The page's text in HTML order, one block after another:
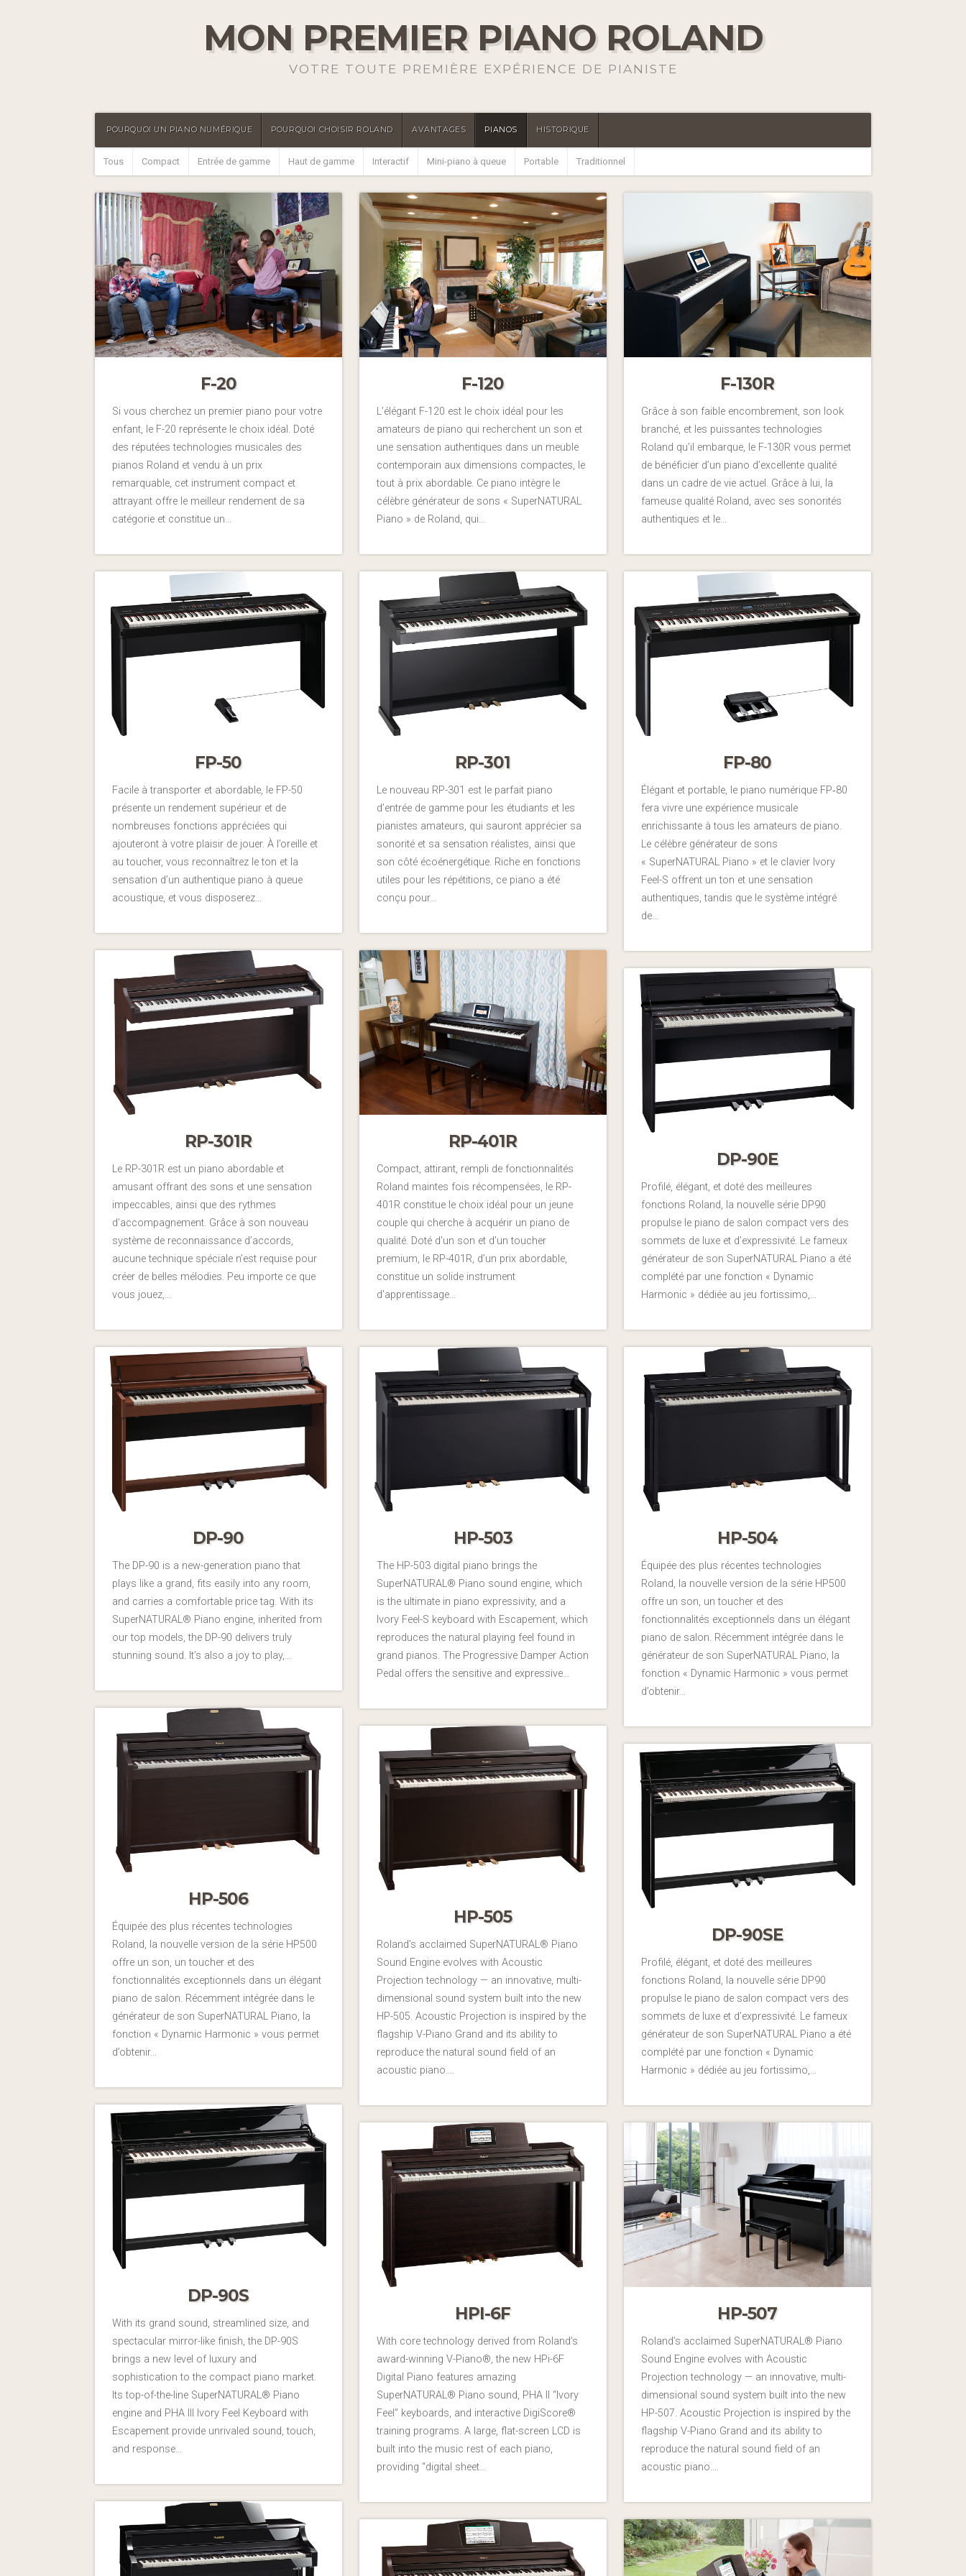
MON PREMIER PIANO ROLAND
VOTRE TOUTE PREMIÈRE EXPÉRIENCE DE PIANISTE
POURQUOI UN PIANO NUMÉRIQUE POURQUOI CHOISIR ROLAND AVANTAGES PIANOS HISTORIQUE
Tous Compact Entrée de gamme Haut de gamme Interactif Mini-piano à queue Portable Traditionnel
F-20
Si vous cherchez un premier piano pour votre
enfant, le F-20 représente le choix idéal. Doté
des réputées technologies musicales des
pianos Roland et vendu à un prix
remarquable, cet instrument compact et
attrayant offre le meilleur rendement de sa
catégorie et constitue un…
F-120
L’élégant F-120 est le choix idéal pour les
amateurs de piano qui recherchent un son et
une sensation authentiques dans un meuble
contemporain aux dimensions compactes, le
tout à prix abordable. Ce piano intègre le
célèbre générateur de sons « SuperNATURAL
Piano » de Roland, qui…
F-130R
Grâce à son faible encombrement, son look
branché, et les puissantes technologies
Roland qu’il embarque, le F-130R vous permet
de bénéficier d’un piano d’excellente qualité
dans un cadre de vie actuel. Grâce à lui, la
fameuse qualité Roland, avec ses sonorités
authentiques et le…
FP-50
Facile à transporter et abordable, le FP-50
présente un rendement supérieur et de
nombreuses fonctions appréciées qui
ajouteront à votre plaisir de jouer. À l’oreille et
au toucher, vous reconnaîtrez le ton et la
sensation d’un authentique piano à queue
acoustique, et vous disposerez…
RP-301
Le nouveau RP-301 est le parfait piano
d’entrée de gamme pour les étudiants et les
pianistes amateurs, qui sauront apprécier sa
sonorité et sa sensation réalistes, ainsi que
son côté écoénergétique. Riche en fonctions
utiles pour les répétitions, ce piano a été
conçu pour…
FP-80
Élégant et portable, le piano numérique FP‑80
fera vivre une expérience musicale
enrichissante à tous les amateurs de piano.
Le célèbre générateur de sons
« SuperNATURAL Piano » et le clavier Ivory
Feel-S offrent un ton et une sensation
authentiques, tandis que le système intégré
de…
RP-301R
Le RP-301R est un piano abordable et
amusant offrant des sons et une sensation
impeccables, ainsi que des rythmes
d’accompagnement. Grâce à son nouveau
système de reconnaissance d’accords,
aucune technique spéciale n’est requise pour
créer de belles mélodies. Peu importe ce que
vous jouez,…
RP-401R
Compact, attirant, rempli de fonctionnalités
Roland maintes fois récompensées, le RP-
401R constitue le choix idéal pour un jeune
couple qui cherche à acquérir un piano de
qualité. Doté d’un son et d’un toucher
premium, le RP-401R, d’un prix abordable,
constitue un solide instrument
d’apprentissage…
DP-90E
Profilé, élégant, et doté des meilleures
fonctions Roland, la nouvelle série DP90
propulse le piano de salon compact vers des
sommets de luxe et d’expressivité. Le fameux
générateur de son SuperNATURAL Piano a été
complété par une fonction « Dynamic
Harmonic » dédiée au jeu fortissimo,…
DP-90
The DP-90 is a new-generation piano that
plays like a grand, fits easily into any room,
and carries a comfortable price tag. With its
SuperNATURAL® Piano engine, inherited from
our top models, the DP-90 delivers truly
stunning sound. It’s also a joy to play,…
HP-503
The HP-503 digital piano brings the
SuperNATURAL® Piano sound engine, which
is the ultimate in piano expressivity, and a
Ivory Feel-S keyboard with Escapement, which
reproduces the natural playing feel found in
grand pianos. The Progressive Damper Action
Pedal offers the sensitive and expressive…
HP-504
Équipée des plus récentes technologies
Roland, la nouvelle version de la série HP500
offre un son, un toucher et des
fonctionnalités exceptionnels dans un élégant
piano de salon. Récemment intégrée dans le
générateur de son SuperNATURAL Piano, la
fonction « Dynamic Harmonic » vous permet
d’obtenir…
HP-506
Équipée des plus récentes technologies
Roland, la nouvelle version de la série HP500
offre un son, un toucher et des
fonctionnalités exceptionnels dans un élégant
piano de salon. Récemment intégrée dans le
générateur de son SuperNATURAL Piano, la
fonction « Dynamic Harmonic » vous permet
d’obtenir…
HP-505
Roland’s acclaimed SuperNATURAL® Piano
Sound Engine evolves with Acoustic
Projection technology — an innovative, multi-
dimensional sound system built into the new
HP-505. Acoustic Projection is inspired by the
flagship V-Piano Grand and its ability to
reproduce the natural sound field of an
acoustic piano….
DP-90SE
Profilé, élégant, et doté des meilleures
fonctions Roland, la nouvelle série DP90
propulse le piano de salon compact vers des
sommets de luxe et d’expressivité. Le fameux
générateur de son SuperNATURAL Piano a été
complété par une fonction « Dynamic
Harmonic » dédiée au jeu fortissimo,…
DP-90S
With its grand sound, streamlined size, and
spectacular mirror-like finish, the DP-90S
brings a new level of luxury and
sophistication to the compact piano market.
Its top-of-the-line SuperNATURAL® Piano
engine and PHA III Ivory Feel Keyboard with
Escapement provide unrivaled sound, touch,
and response…
HPI-6F
With core technology derived from Roland’s
award-winning V-Piano®, the new HPi-6F
Digital Piano features amazing
SuperNATURAL® Piano sound, PHA II “Ivory
Feel” keyboards, and interactive DigiScore®
training programs. A large, flat-screen LCD is
built into the music rest of each piano,
providing “digital sheet…
HP-507
Roland’s acclaimed SuperNATURAL® Piano
Sound Engine evolves with Acoustic
Projection technology — an innovative, multi-
dimensional sound system built into the new
HP-507. Acoustic Projection is inspired by the
flagship V-Piano Grand and its ability to
reproduce the natural sound field of an
acoustic piano….